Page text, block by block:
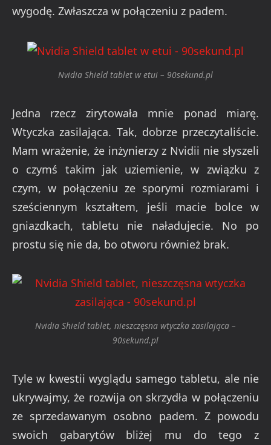
wygodę. Zwłaszcza w połączeniu z padem.
Nvidia Shield tablet w etui – 90sekund.pl
Jedna rzecz zirytowała mnie ponad miarę.
Wtyczka zasilająca. Tak, dobrze przeczytaliście.
Mam wrażenie, że inżynierzy z Nvidii nie słyszeli
o czymś takim jak uziemienie, w związku z
czym, w połączeniu ze sporymi rozmiarami i
sześciennym kształtem, jeśli macie bolce w
gniazdkach, tabletu nie naładujecie. No po
prostu się nie da, bo otworu również brak.
Nvidia Shield tablet, nieszczęsna wtyczka zasilająca –
90sekund.pl
Tyle w kwestii wyglądu samego tabletu, ale nie
ukrywajmy, że rozwija on skrzydła w połączeniu
ze sprzedawanym osobno padem. Z powodu
swoich gabarytów bliżej mu do tego z